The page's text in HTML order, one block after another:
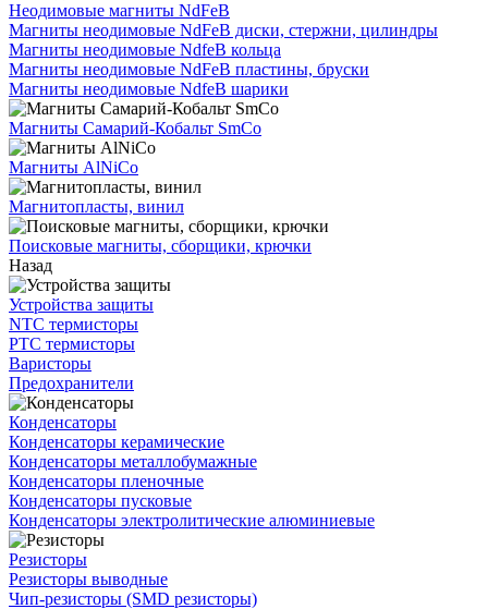
Неодимовые магниты NdFeB
Магниты неодимовые NdFeB диски, стержни, цилиндры
Магниты неодимовые NdfeB кольца
Магниты неодимовые NdFeB пластины, бруски
Магниты неодимовые NdfeB шарики
Магниты Самарий-Кобальт SmCo
Магниты AlNiCo
Магнитопласты, винил
Поисковые магниты, сборщики, крючки
Назад
Устройства защиты
NTC термисторы
PTC термисторы
Варисторы
Предохранители
Конденсаторы
Конденсаторы керамические
Конденсаторы металлобумажные
Конденсаторы пленочные
Конденсаторы пусковые
Конденсаторы электролитические алюминиевые
Резисторы
Резисторы выводные
Чип-резисторы (SMD резисторы)